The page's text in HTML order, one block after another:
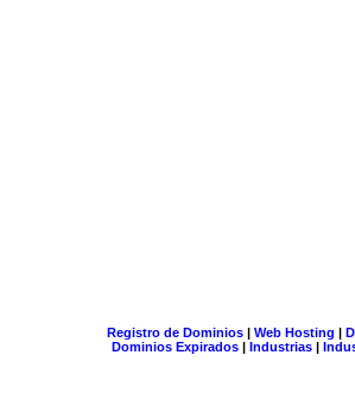
Registro de Dominios| Web Hosting |
Dominios Expirados | Industrias |